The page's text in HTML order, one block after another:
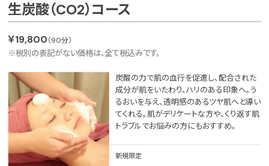
生炭酸（CO2）コース
￥19,800（90分）
※税別の表記がない価格は、全て税込みです。
炭酸の力で肌の血行を促進し、配合された
成分が肌をいたわり、ハリのある印象へ。う
るおいを与え、透明感のあるツヤ肌へと導い
てくれる。肌がデリケートな方や、くり返す肌
トラブルでお悩みの方にもおすすめ。
新規限定